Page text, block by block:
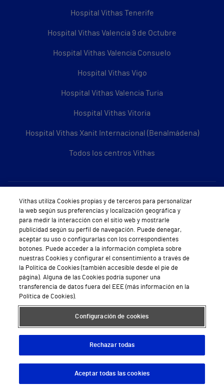
Hospital Vithas Tenerife
Hospital Vithas Valencia 9 de Octubre
Hospital Vithas Valencia Consuelo
Hospital Vithas Vigo
Hospital Vithas Valencia Turia
Hospital Vithas Vitoria
Hospital Vithas Xanit Internacional (Benalmádena)
Todos los centros Vithas
Sobre Vithas
Quiénes somos
Trabajar en Vithas
Teléfono Cita Médica
Teléfono Atención al Cliente
Política de seguridad y salud en el trabajo
Conoce a Supervita
Aviso Legal Política de cookies Política de privacidad Mapa web Protección de datos
Descargar App
Vithas utiliza Cookies propias y de terceros para personalizar
la web según sus preferencias y localización geográfica y
para medir la interacción con el sitio web y mostrarle
publicidad según su perfil de navegación. Puede denegar,
aceptar su uso o configurarlas con los correspondientes
botones. Puede acceder a la información completa sobre
nuestras Cookies y configurar el consentimiento a través de
la Política de Cookies (también accesible desde el pie de
página). Alguna de las Cookies podría suponer una
transferencia de datos fuera del EEE (más información en la
Política de Cookies).
Configuración de cookies
Rechazar todas
Aceptar todas las cookies